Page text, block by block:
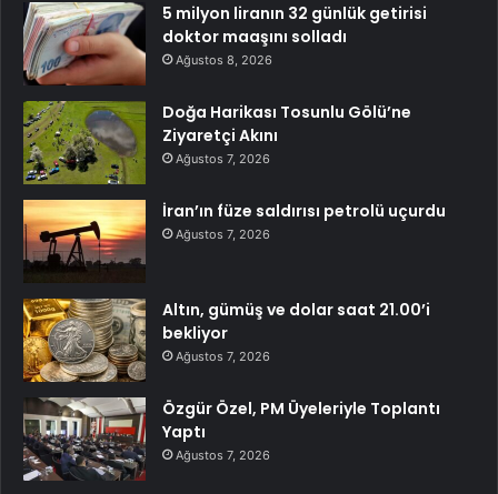
5 milyon liranın 32 günlük getirisi
doktor maaşını solladı
Ağustos 8, 2026
Doğa Harikası Tosunlu Gölü’ne
Ziyaretçi Akını
Ağustos 7, 2026
İran’ın füze saldırısı petrolü uçurdu
Ağustos 7, 2026
Altın, gümüş ve dolar saat 21.00’i
bekliyor
Ağustos 7, 2026
Özgür Özel, PM Üyeleriyle Toplantı
Yaptı
Ağustos 7, 2026